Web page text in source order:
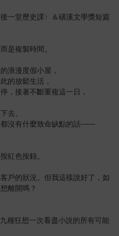
一堂歷史課〉＆磺溪文學獎短篇
是複製時間。
浪漫度假小屋，
的放鬆生活，
，接著不斷重複這一日，
去。
都沒有什麼致命缺點的話——
紅色按鈕。
戶的狀況。但我這樣說好了，如
離開嗎？
種狂想一次看盡小說的所有可能